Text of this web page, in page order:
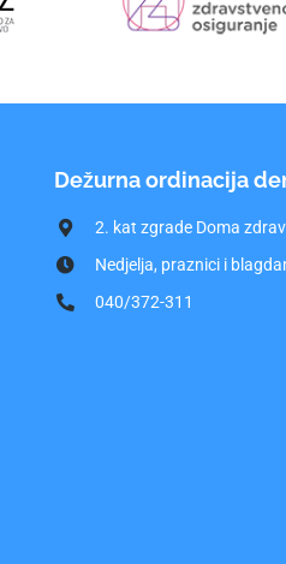
Dežurna ordinacija
2. kat zgrade Doma
Nedjelja, praznici i
040/372-311